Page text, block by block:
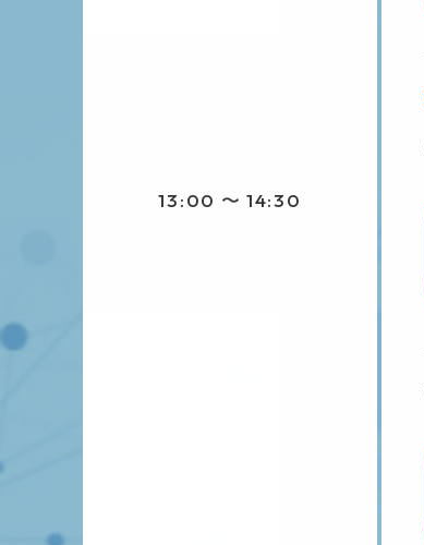
13:00 〜 14:30